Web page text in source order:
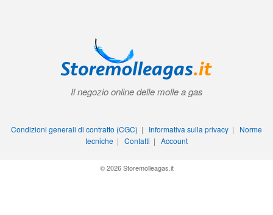
Il negozio online delle molle a gas
Condizioni generali di contratto (CGC) | Informativa sulla privacy | Norme
tecniche | Contatti | Account
© 2026 Storemolleagas.it